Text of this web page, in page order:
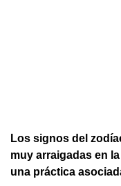
Los signos del
muy arraigadas en
una práctica